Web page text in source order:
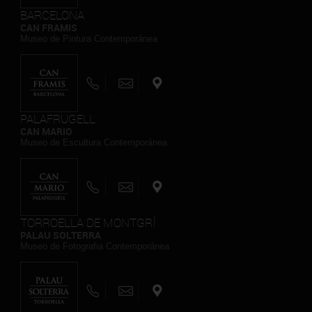
BARCELONA
PALAFRUGELL
TORROELLA DE MONTGRÍ